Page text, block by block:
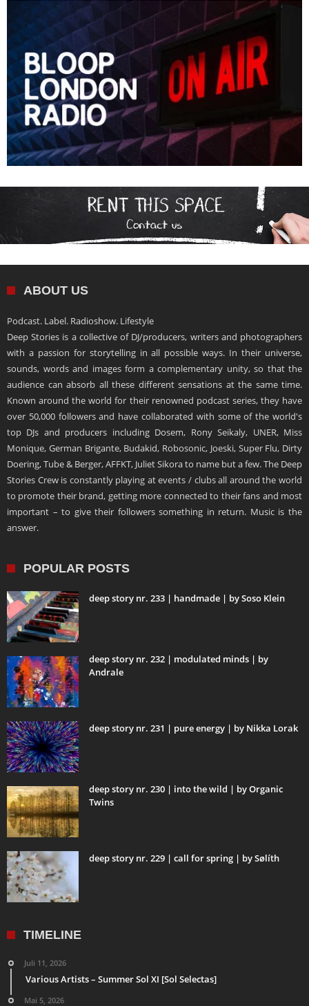
ABOUT US
Podcast. Label. Radioshow. Lifestyle
Deep Stories is a collective of DJ/producers, writers and photographers
with a passion for storytelling in all possible ways. In their universe,
sounds, words and images form a complementary unity, so that the
audience can absorb all these different sensations at the same time.
Known around the world for their renowned podcast series, they have
over 50,000 followers and have collaborated with some of the world's
top DJs and producers including Dosem, Rony Seikaly, UNER, Miss
Monique, German Brigante, Budakid, Robosonic, Joeski, Super Flu, Dirty
Doering, Tube & Berger, AFFKT, Juliet Sikora to name but a few. The Deep
Stories Crew is constantly playing at events / clubs all around the world
to promote their brand, getting more connected to their fans and most
important – to give their followers something in return. Music is the
answer.
POPULAR POSTS
deep story nr. 233 | handmade | by Soso Klein
deep story nr. 232 | modulated minds | by
Andrale
deep story nr. 231 | pure energy | by Nikka Lorak
deep story nr. 230 | into the wild | by Organic
Twins
deep story nr. 229 | call for spring | by Sølíth
TIMELINE
Juli 11, 2026
Various Artists – Summer Sol XI [Sol Selectas]
Mai 5, 2026